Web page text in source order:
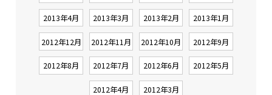
2013年4月 2013年3月 2013年2月 2013年1月
2012年12月 2012年11月 2012年10月 2012年9月
2012年8月 2012年7月 2012年6月 2012年5月
2012年4月 2012年3月